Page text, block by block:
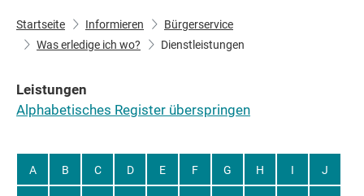
Startseite Informieren
Bürgerservice
Was erledige ich wo?
Dienstleistungen
Leistungen
Alphabetisches Register überspringen
A B C D E F G H I J